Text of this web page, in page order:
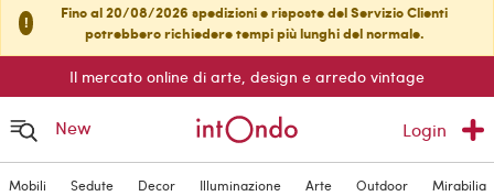
!
Fino al 20/08/2026 spedizioni e risposte del Servizio Clienti
potrebbero richiedere tempi più lunghi del normale.
Il mercato online di arte, design e arredo vintage
New Login
Mobili Sedute Decor Illuminazione Arte Outdoor Mirabilia